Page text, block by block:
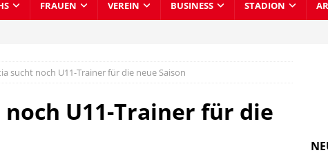
FRAUEN VEREIN BUSINESS STADION
sucht noch U11-Trainer für die neue Saison
U11-Trainer für die